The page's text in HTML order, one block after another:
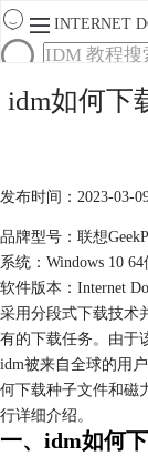
INTERNET
首页
产品
购买
idm如何下
发布时间：2023-03-
品牌型号：联想
系统：Windows 10
软件版本：Internet
采用分段式下载技术
有的下载任务。由于
idm被来自全球的用
何下载种子文件和磁
行详细介绍。
一、idm如何